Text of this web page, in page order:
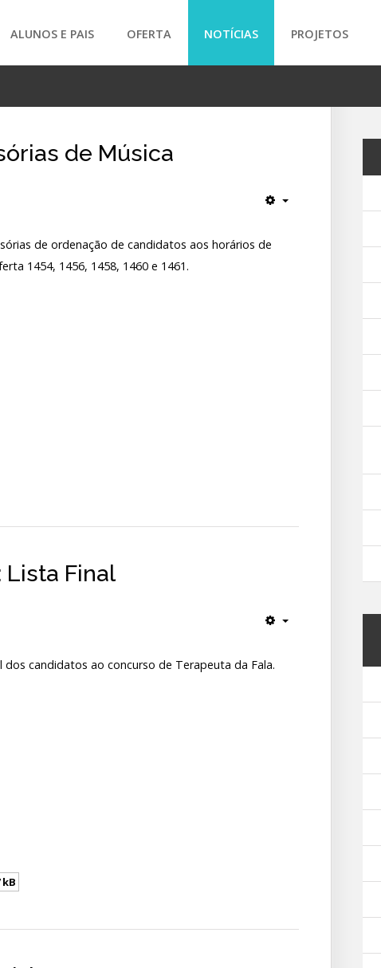
ALUNOS E PAIS OFERTA NOTÍCIAS PROJETOS
de Música
de ordenação de candidatos aos horários de
1454, 1456, 1458, 1460 e 1461.
Lista Final
candidatos ao concurso de Terapeuta da Fala.
kB